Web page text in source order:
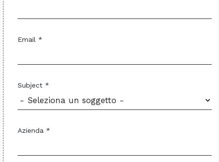
Email *
Subject *
Azienda *